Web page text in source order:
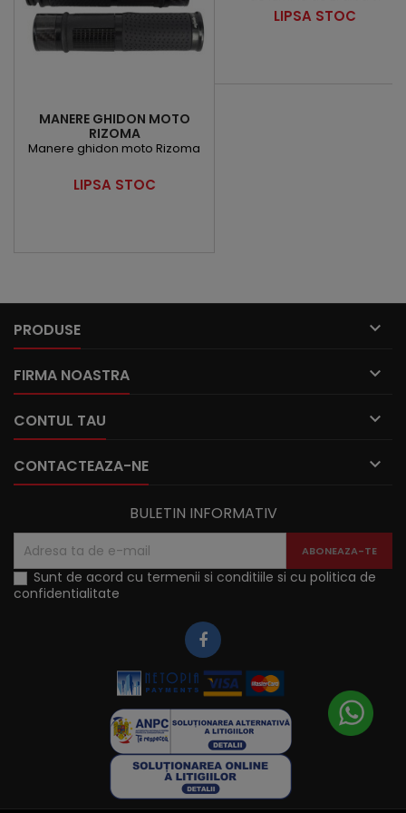
MANERE GHIDON MOTO
RIZOMA
Manere ghidon moto Rizoma
Pret
LIPSA STOC
semnalizare dinamica
Pret
LIPSA STOC
PRODUSE 
FIRMA NOASTRA 
CONTUL TAU 
CONTACTEAZA-NE 
BULETIN INFORMATIV
Sunt de acord cu termenii si conditiile si cu politica de
confidentialitate